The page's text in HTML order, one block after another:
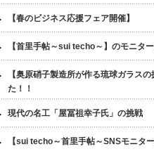
【春のビジネス応援フェア開催】
【首里手帖～sui techo～】のモニタ
【奥原硝子製造所が作る琉球ガラス
た！！
現代の名工「屋冨祖幸子氏」の挑戦
【sui techo～首里手帖～SNSモニター